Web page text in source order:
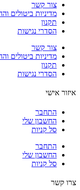
צור קשר
מדיניות ביטולים והחזרה
תקנון
הסדרי נגישות
צור קשר
מדיניות ביטולים והחזרה
תקנון
הסדרי נגישות
אישי
התחבר
החשבון שלי
סל קניות
התחבר
החשבון שלי
סל קניות
קשר